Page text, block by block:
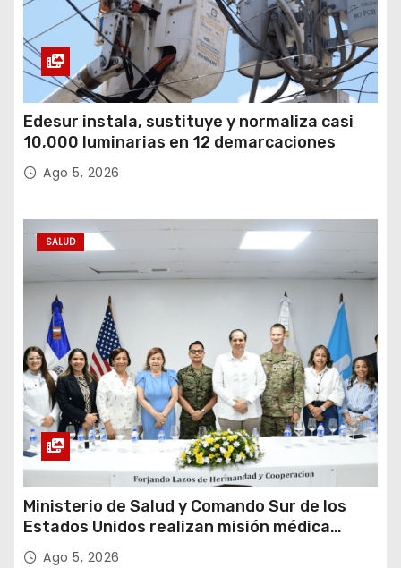
Edesur instala, sustituye y normaliza casi
10,000 luminarias en 12 demarcaciones
Ago 5, 2026
SALUD
Ministerio de Salud y Comando Sur de los
Estados Unidos realizan misión médica
Amistad 2026 en La Vega
Ago 5, 2026